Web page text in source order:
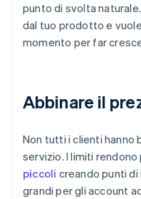
punto di svolta
dal tuo prodotto e
momento per far
Abbinare il
Non tutti i clienti hanno
servizio. I limiti
piccoli creando punti di
grandi per gli account